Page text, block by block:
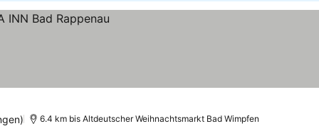
6.4 km bis Altdeutscher Weihnachtsmarkt Bad Wimpfen